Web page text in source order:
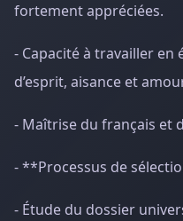
fortement appréciées.
- Capacité à travailler en
d’esprit, aisance et
- Maîtrise du français et
- **Processus de
- Étude du dossier